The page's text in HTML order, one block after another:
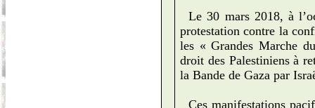
Le 30 mars 2018, à
protestation contre la
les « Grandes Marche
droit des Palestiniens à
la Bande de Gaza par
Ces manifestations